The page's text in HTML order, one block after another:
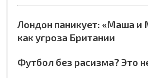
Лондон паникует: «Маша и
как угроза Британии
Футбол без расизма? Это